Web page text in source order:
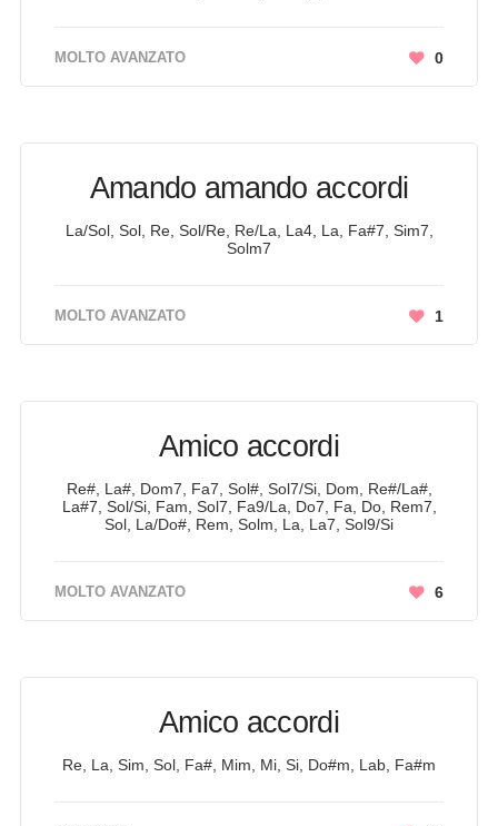
MOLTO AVANZATO 0
Amando amando accordi
La/Sol, Sol, Re, Sol/Re, Re/La, La4, La, Fa#7, Sim7,
Solm7
MOLTO AVANZATO 1
Amico accordi
Re#, La#, Dom7, Fa7, Sol#, Sol7/Si, Dom, Re#/La#,
La#7, Sol/Si, Fam, Sol7, Fa9/La, Do7, Fa, Do, Rem7,
Sol, La/Do#, Rem, Solm, La, La7, Sol9/Si
MOLTO AVANZATO 6
Amico accordi
Re, La, Sim, Sol, Fa#, Mim, Mi, Si, Do#m, Lab, Fa#m